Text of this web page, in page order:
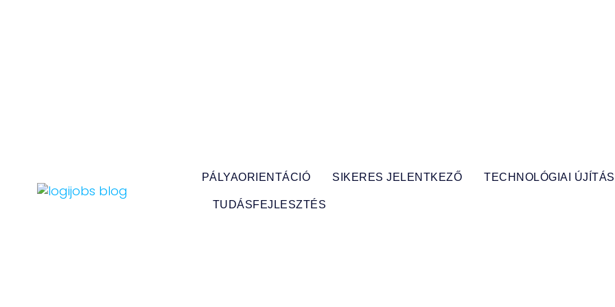
PÁLYAORIENTÁCIÓ SIKERES JELENTKEZŐ TECHNOLÓGIAI
TUDÁSFEJLESZTÉS